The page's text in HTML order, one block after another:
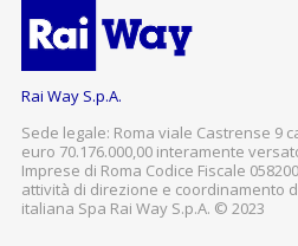
Rai Way S.p.A.
Sede legale: Roma viale Castrense 9
euro 70.176.000,00 interamente
Imprese di Roma Codice Fiscale
attività di direzione e coordinamento
italiana Spa Rai Way S.p.A. © 2023